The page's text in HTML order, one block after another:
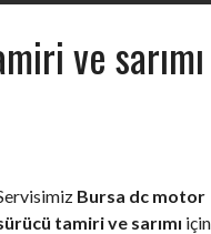
ve sarımı
Bursa dc motor
tamiri ve sarımı için